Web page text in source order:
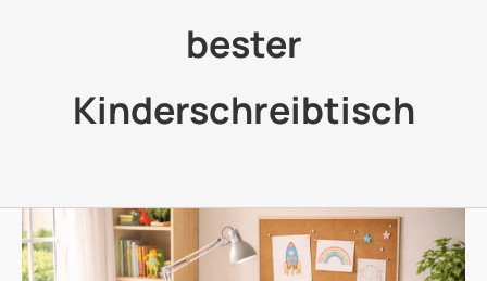
bester
Kinderschreibtisch